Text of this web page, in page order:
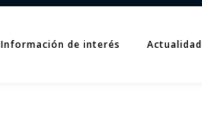
Información de interés Actualidad